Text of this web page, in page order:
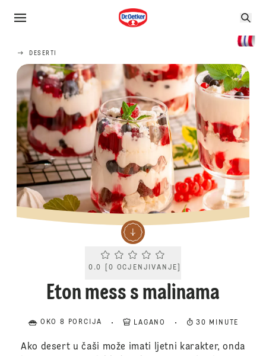
DESERTI
Current rating 0.0. Click to rate.
0.0 [0 OCJENJIVANJE
Eton mess s malinama
OKO 8 PORCIJA LAGANO 30 MINUTE
Ako desert u čaši može imati ljetni karakter, onda